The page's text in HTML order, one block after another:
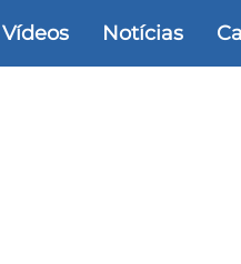
Vídeos Notícias